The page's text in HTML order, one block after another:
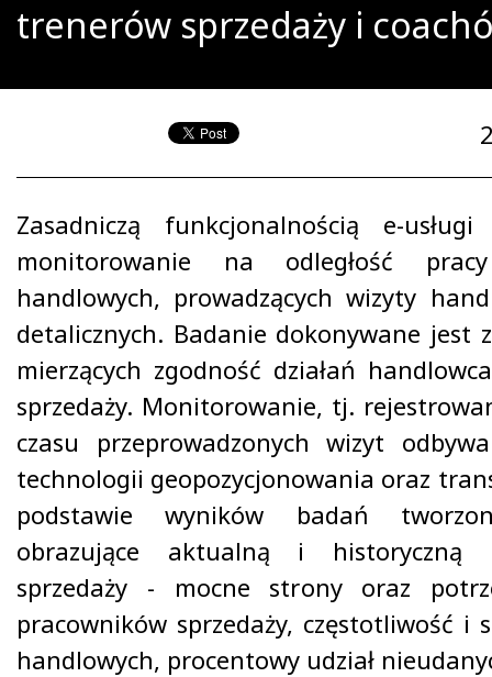
trenerów sprzedaży i
Zasadniczą funkcjonalnością e-
monitorowanie na odległość
handlowych, prowadzących wizyty
detalicznych. Badanie dokonywane jest
mierzących zgodność działań
sprzedaży. Monitorowanie, tj.
czasu przeprowadzonych wizyt
technologii geopozycjonowania oraz
podstawie wyników badań
obrazujące aktualną i historyczną
sprzedaży - mocne strony oraz
pracowników sprzedaży, częstotliwość i
handlowych, procentowy udział